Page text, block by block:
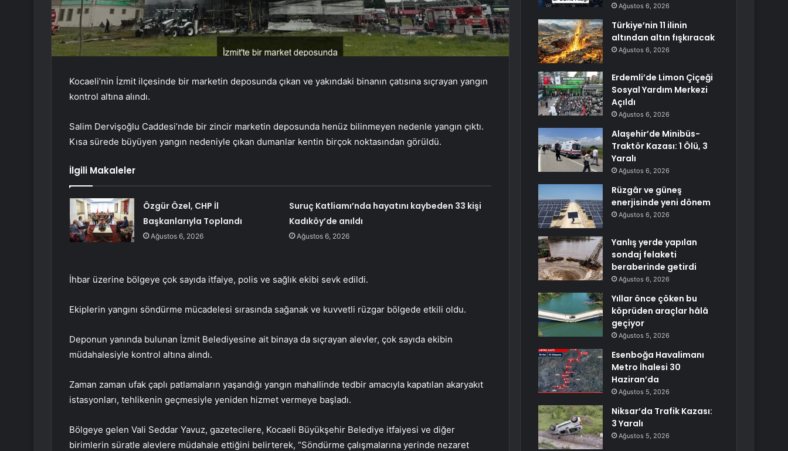
Kocaeli’nin İzmit ilçesinde bir marketin deposunda çıkan ve yakındaki binanın çatısına sıçrayan yangın
kontrol altına alındı.
Salim Dervişoğlu Caddesi’nde bir zincir marketin deposunda henüz bilinmeyen nedenle yangın çıktı.
Kısa sürede büyüyen yangın nedeniyle çıkan dumanlar kentin birçok noktasından görüldü.
İlgili Makaleler
Özgür Özel, CHP İl
Başkanlarıyla Toplandı
Ağustos 6, 2026
Suruç Katliamı’nda hayatını kaybeden 33 kişi
Kadıköy’de anıldı
Ağustos 6, 2026
İhbar üzerine bölgeye çok sayıda itfaiye, polis ve sağlık ekibi sevk edildi.
Ekiplerin yangını söndürme mücadelesi sırasında sağanak ve kuvvetli rüzgar bölgede etkili oldu.
Deponun yanında bulunan İzmit Belediyesine ait binaya da sıçrayan alevler, çok sayıda ekibin
müdahalesiyle kontrol altına alındı.
Zaman zaman ufak çaplı patlamaların yaşandığı yangın mahallinde tedbir amacıyla kapatılan akaryakıt
istasyonları, tehlikenin geçmesiyle yeniden hizmet vermeye başladı.
Bölgeye gelen Vali Seddar Yavuz, gazetecilere, Kocaeli Büyükşehir Belediye itfaiyesi ve diğer
birimlerin süratle alevlere müdahale ettiğini belirterek, “Söndürme çalışmalarına yerinde nezaret
Ağustos 6, 2026
Türkiye’nin 11 ilinin
altından altın fışkıracak
Ağustos 6, 2026
Erdemli’de Limon Çiçeği
Sosyal Yardım Merkezi
Açıldı
Ağustos 6, 2026
Alaşehir’de Minibüs-
Traktör Kazası: 1 Ölü, 3
Yaralı
Ağustos 6, 2026
Rüzgâr ve güneş
enerjisinde yeni dönem
Ağustos 6, 2026
Yanlış yerde yapılan
sondaj felaketi
beraberinde getirdi
Ağustos 6, 2026
Yıllar önce çöken bu
köprüden araçlar hâlâ
geçiyor
Ağustos 5, 2026
Esenboğa Havalimanı
Metro İhalesi 30
Haziran’da
Ağustos 5, 2026
Niksar’da Trafik Kazası:
3 Yaralı
Ağustos 5, 2026